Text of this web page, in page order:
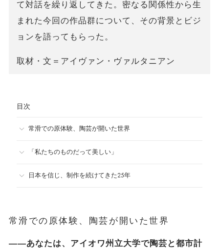
て対話を繰り返してきた。密なる関係性から生
まれた今回の作品群について、その背景とビジ
ョンを語ってもらった。
取材・文＝アイヴァン・ヴァルタニアン
目次
常滑での原体験、陶芸が開いた世界
「私たちのものだって美しい」
日本を信じ、制作を続けてきた25年
常滑での原体験、陶芸が開いた世界
――あなたは、アイオワ州立大学で陶芸と都市計